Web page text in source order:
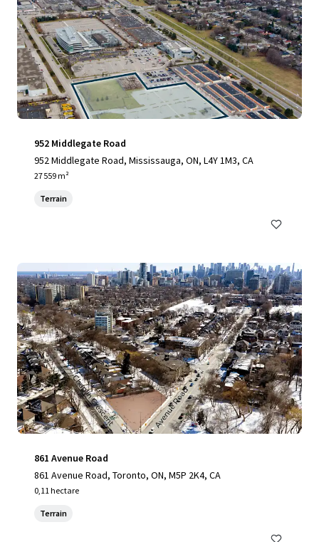
952 Middlegate Road
952 Middlegate Road, Mississauga, ON, L4Y 1M3, CA
27 559 m²
Terrain
861 Avenue Road
861 Avenue Road, Toronto, ON, M5P 2K4, CA
0,11 hectare
Terrain